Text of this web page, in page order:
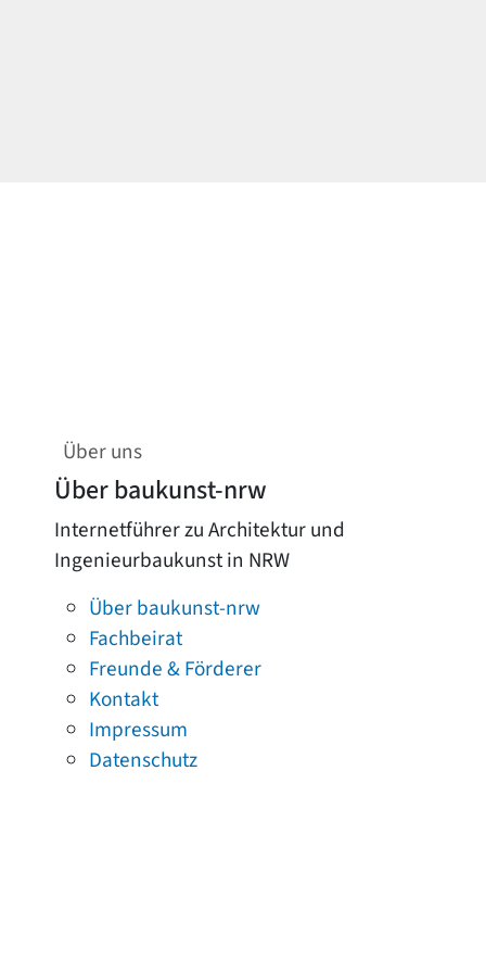
Über uns
Über baukunst-nrw
Internetführer zu Architektur und
Ingenieurbaukunst in NRW
Über baukunst-nrw
Fachbeirat
Freunde & Förderer
Kontakt
Impressum
Datenschutz